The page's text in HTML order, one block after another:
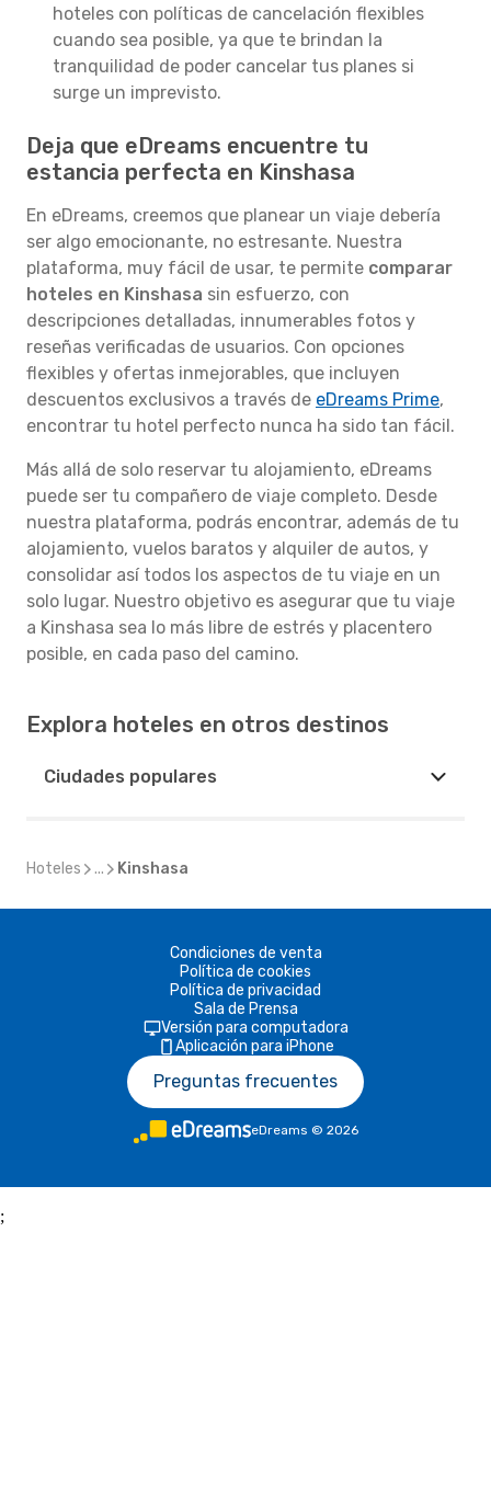
hoteles con políticas de cancelación flexibles
cuando sea posible, ya que te brindan la
tranquilidad de poder cancelar tus planes si
surge un imprevisto.
Deja que eDreams encuentre tu
estancia perfecta en Kinshasa
En eDreams, creemos que planear un viaje debería
ser algo emocionante, no estresante. Nuestra
plataforma, muy fácil de usar, te permite comparar
hoteles en Kinshasa sin esfuerzo, con
descripciones detalladas, innumerables fotos y
reseñas verificadas de usuarios. Con opciones
flexibles y ofertas inmejorables, que incluyen
descuentos exclusivos a través de eDreams Prime,
encontrar tu hotel perfecto nunca ha sido tan fácil.
Más allá de solo reservar tu alojamiento, eDreams
puede ser tu compañero de viaje completo. Desde
nuestra plataforma, podrás encontrar, además de tu
alojamiento, vuelos baratos y alquiler de autos, y
consolidar así todos los aspectos de tu viaje en un
solo lugar. Nuestro objetivo es asegurar que tu viaje
a Kinshasa sea lo más libre de estrés y placentero
posible, en cada paso del camino.
Explora hoteles en otros destinos
Ciudades populares
Hoteles ... Kinshasa
Condiciones de venta
Política de cookies
Política de privacidad
Sala de Prensa
Versión para computadora
Aplicación para iPhone
Preguntas frecuentes
eDreams © 2026
;